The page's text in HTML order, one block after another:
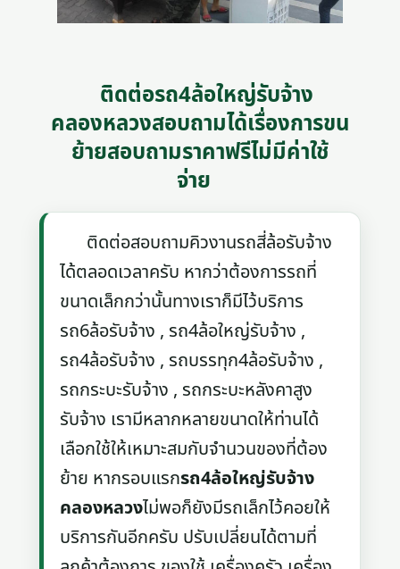
ติดต่อรถ4ล้อใหญ่รับจ้าง
คลองหลวงสอบถามได้เรื่องการขน
ย้ายสอบถามราคาฟรีไม่มีค่าใช้
จ่าย
ติดต่อสอบถามคิวงานรถสี่ล้อรับจ้าง
ได้ตลอดเวลาครับ หากว่าต้องการรถที่
ขนาดเล็กกว่านั้นทางเราก็มีไว้บริการ
รถ6ล้อรับจ้าง , รถ4ล้อใหญ่รับจ้าง ,
รถ4ล้อรับจ้าง , รถบรรทุก4ล้อรับจ้าง ,
รถกระบะรับจ้าง , รถกระบะหลังคาสูง
รับจ้าง เรามีหลากหลายขนาดให้ท่านได้
เลือกใช้ให้เหมาะสมกับจำนวนของที่ต้อง
ย้าย หากรอบแรกรถ4ล้อใหญ่รับจ้าง
คลองหลวงไม่พอก็ยังมีรถเล็กไว้คอยให้
บริการกันอีกครับ ปรับเปลี่ยนได้ตามที่